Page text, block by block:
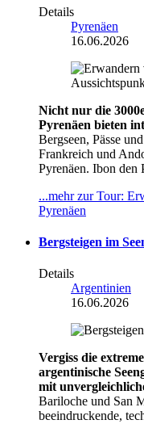
Details
Pyrenäen
16.06.2026
Nicht nur die
Pyrenäen bieten
Bergseen, Pässe
Frankreich und
Pyrenäen. Ibon den
...mehr zur Tour:
Pyrenäen
Bergsteigen im
Details
Argentinien
16.06.2026
Vergiss die
argentinische
mit
Bariloche und San
beeindruckende,